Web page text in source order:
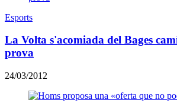
Esports
La Volta s'acomiada del Bages
prova
24/03/2012